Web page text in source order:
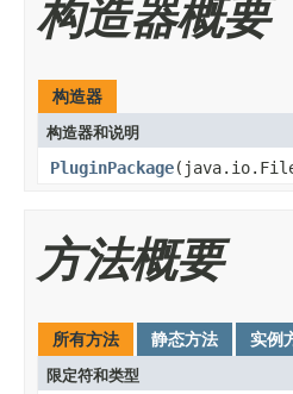
构造器概要
构造器
构造器和说明
PluginPackage
方法概要
所有方法 静态方法 实例
限定符和类型